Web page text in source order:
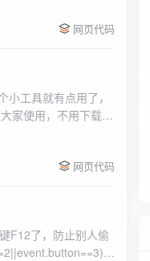
网页代码
工具就有点用了，
家使用，不用下载也
网页代码
F12了，防止别人偷
{